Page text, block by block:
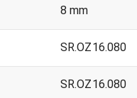
8 mm
SR.OZ16.080
SR.OZ16.080